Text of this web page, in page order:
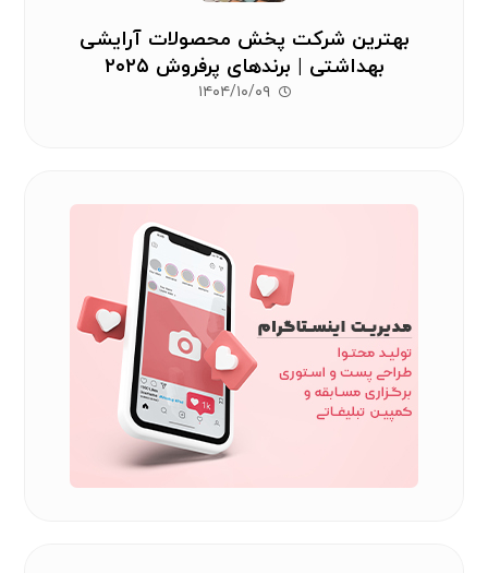
بهترین شرکت پخش محصولات آرایشی
بهداشتی | برندهای پرفروش ۲۰۲۵
۱۴۰۴/۱۰/۰۹